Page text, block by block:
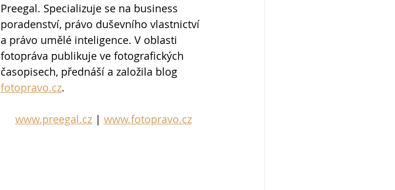
Preegal. Specializuje se na business
poradenství, právo duševního vlastnictví
a právo umělé inteligence. V oblasti
fotopráva publikuje ve fotografických
časopisech, přednáší a založila blog
fotopravo.cz.
www.preegal.cz | www.fotopravo.cz